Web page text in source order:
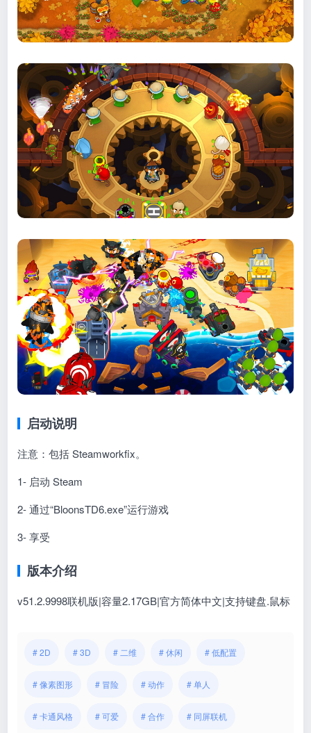
启动说明
注意：包括 Steamworkfix。
1- 启动 Steam
2- 通过“BloonsTD6.exe”运行游戏
3- 享受
版本介绍
v51.2.9998联机版|容量2.17GB|官方简体中文|支持键盘.鼠标
# 2D # 3D # 二维 # 休闲 # 低配置
# 像素图形 # 冒险 # 动作 # 单人
# 卡通风格 # 可爱 # 合作 # 同屏联机